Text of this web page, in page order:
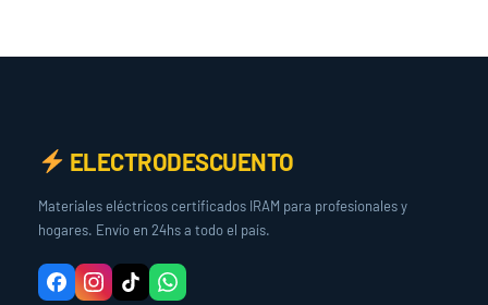
ELECTRODESCUENTO
Materiales eléctricos certificados IRAM para profesionales y
hogares. Envío en 24hs a todo el país.